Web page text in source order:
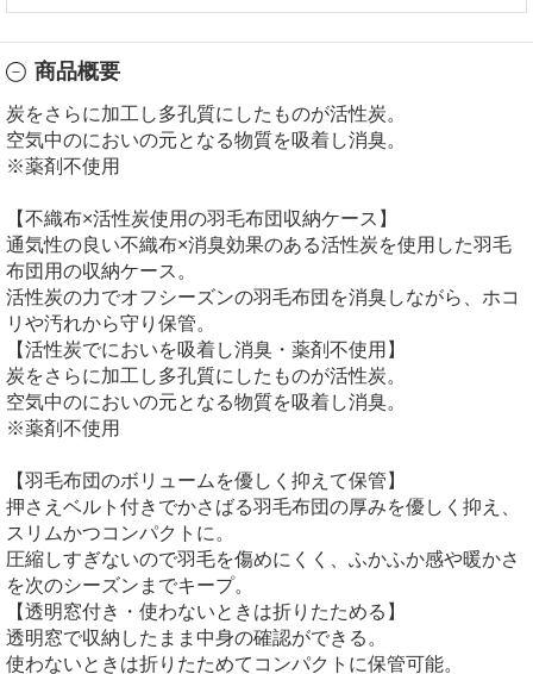
商品概要
炭をさらに加工し多孔質にしたものが活性炭。
空気中のにおいの元となる物質を吸着し消臭。
※薬剤不使用
【不織布×活性炭使用の羽毛布団収納ケース】
通気性の良い不織布×消臭効果のある活性炭を使用した羽毛
布団用の収納ケース。
活性炭の力でオフシーズンの羽毛布団を消臭しながら、ホコ
リや汚れから守り保管。
【活性炭でにおいを吸着し消臭・薬剤不使用】
炭をさらに加工し多孔質にしたものが活性炭。
空気中のにおいの元となる物質を吸着し消臭。
※薬剤不使用
【羽毛布団のボリュームを優しく抑えて保管】
押さえベルト付きでかさばる羽毛布団の厚みを優しく抑え、
スリムかつコンパクトに。
圧縮しすぎないので羽毛を傷めにくく、ふかふか感や暖かさ
を次のシーズンまでキープ。
【透明窓付き・使わないときは折りたためる】
透明窓で収納したまま中身の確認ができる。
使わないときは折りたためてコンパクトに保管可能。